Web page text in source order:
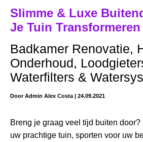
Slimme & Luxe
Je Tuin Transformeren
Badkamer Renovatie,
Onderhoud,
Waterfilters &
DoorAdmin Alex Costa | 24.09.2021
Breng je graag veel tijd buiten
uw prachtige tuin, sporten voor uw